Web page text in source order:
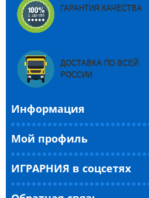
ГАРАНТИЯ КАЧЕСТВА
ДОСТАВКА ПО ВСЕЙ
РОССИИ
Информация
Мой профиль
ИГРАРНИЯ в соцсетях